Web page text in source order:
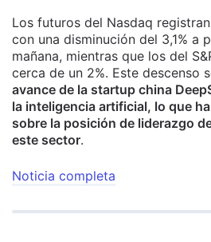
Los futuros del Nasdaq
con una disminución del 3,1% a
mañana, mientras que los del
cerca de un 2%. Este descenso
avance de la startup china
la inteligencia artificial, lo que
sobre la posición de liderazgo
este sector.
Noticia completa